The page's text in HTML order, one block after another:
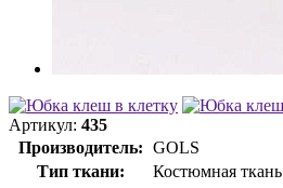
Артикул: 435
Производитель: GOLS
Тип ткани:
Костюмная ткань